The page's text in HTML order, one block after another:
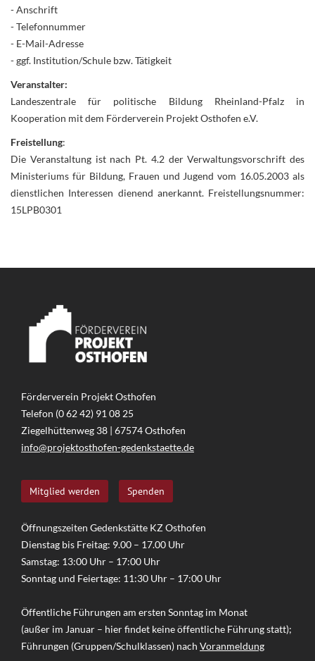
- Anschrift
- Telefonnummer
- E-Mail-Adresse
- ggf. Institution/Schule bzw. Tätigkeit
Veranstalter:
Landeszentrale für politische Bildung Rheinland-Pfalz in
Kooperation mit dem Förderverein Projekt Osthofen e.V.
Freistellung:
Die Veranstaltung ist nach Pt. 4.2 der Verwaltungsvorschrift des
Ministeriums für Bildung, Frauen und Jugend vom 16.05.2003 als
dienstlichen Interessen dienend anerkannt. Freistellungsnummer:
15LPB0301
Förderverein Projekt Osthofen
Telefon (0 62 42) 91 08 25
Ziegelhüttenweg 38 | 67574 Osthofen
info@projektosthofen-gedenkstaette.de
Mitglied werden Spenden
Öffnungszeiten Gedenkstätte KZ Osthofen
Dienstag bis Freitag: 9.00 – 17.00 Uhr
Samstag: 13:00 Uhr – 17:00 Uhr
Sonntag und Feiertage: 11:30 Uhr – 17:00 Uhr
Öffentliche Führungen am ersten Sonntag im Monat
(außer im Januar – hier findet keine öffentliche Führung statt);
Führungen (Gruppen/Schulklassen) nach Voranmeldung